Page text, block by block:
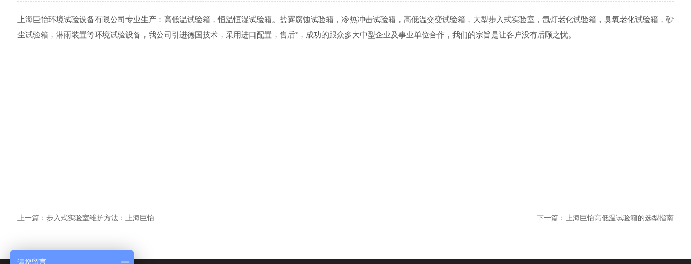
上海巨怡环境试验设备有限公司专业生产：高低温试验箱，恒温恒湿试验箱。盐雾腐蚀试验箱，冷热冲击试验箱，高低温交变试验箱，大型步入式实验室，氙灯老化试验箱，臭氧老化试验箱，砂
尘试验箱，淋雨装置等环境试验设备，我公司引进德国技术，采用进口配置，售后*，成功的跟众多大中型企业及事业单位合作，我们的宗旨是让客户没有后顾之忧。
上一篇： 步入式实验室维护方法：上海巨怡 下一篇： 上海巨怡高低温试验箱的选型指南
请您留言